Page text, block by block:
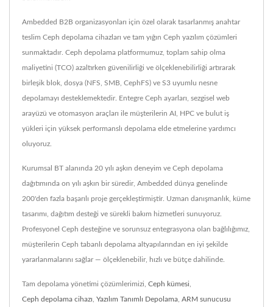
Ambedded B2B organizasyonları için özel olarak tasarlanmış anahtar
teslim Ceph depolama cihazları ve tam yığın Ceph yazılım çözümleri
sunmaktadır. Ceph depolama platformumuz, toplam sahip olma
maliyetini (TCO) azaltırken güvenilirliği ve ölçeklenebilirliği artırarak
birleşik blok, dosya (NFS, SMB, CephFS) ve S3 uyumlu nesne
depolamayı desteklemektedir. Entegre Ceph ayarları, sezgisel web
arayüzü ve otomasyon araçları ile müşterilerin AI, HPC ve bulut iş
yükleri için yüksek performanslı depolama elde etmelerine yardımcı
oluyoruz.
Kurumsal BT alanında 20 yılı aşkın deneyim ve Ceph depolama
dağıtımında on yılı aşkın bir süredir, Ambedded dünya genelinde
200'den fazla başarılı proje gerçekleştirmiştir. Uzman danışmanlık, küme
tasarımı, dağıtım desteği ve sürekli bakım hizmetleri sunuyoruz.
Profesyonel Ceph desteğine ve sorunsuz entegrasyona olan bağlılığımız,
müşterilerin Ceph tabanlı depolama altyapılarından en iyi şekilde
yararlanmalarını sağlar — ölçeklenebilir, hızlı ve bütçe dahilinde.
Tam depolama yönetimi çözümlerimizi, Ceph kümesi
Ceph depolama cihazı Yazılım Tanımlı Depolama ARM sunucusu